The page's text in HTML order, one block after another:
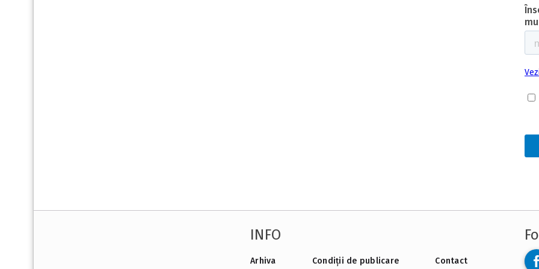
INFO
Arhiva Condiții de publicare Contact